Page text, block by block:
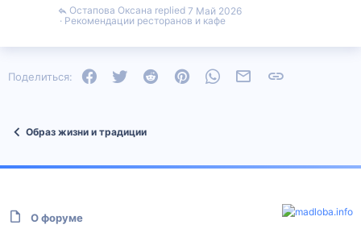
Рекомендации ресторанов и кафе
7 Май 2026
Остапова Оксана
Поделиться: FacebookTwitter Reddit PinterestWhatsAppЭлектронная почта
Образ жизни и традиции
О форуме